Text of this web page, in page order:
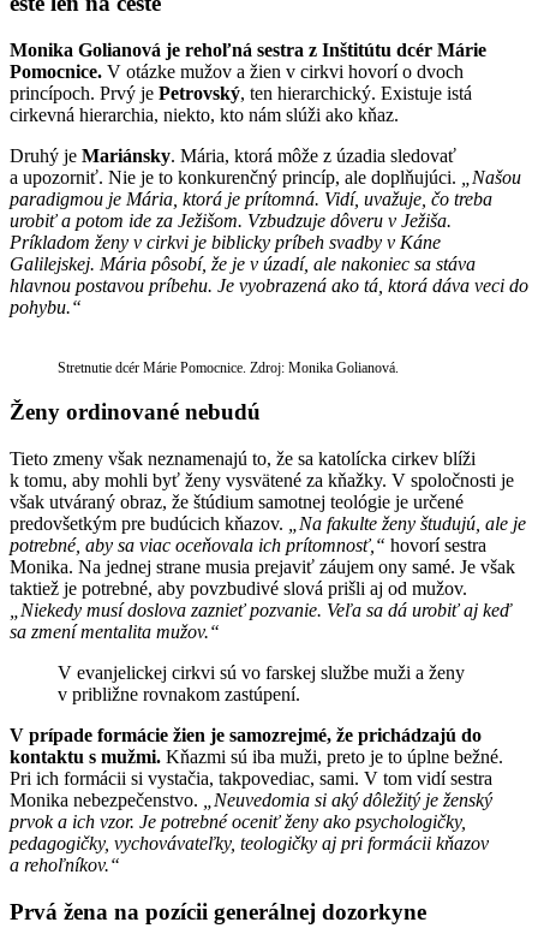
Monika Golianová je rehoľná sestra z Inštitútu dcér Márie
Pomocnice. V otázke mužov a žien v cirkvi hovorí o dvoch
princípoch. Prvý je Petrovský, ten hierarchický. Existuje istá
cirkevná hierarchia, niekto, kto nám slúži ako kňaz.
Druhý je Mariánsky. Mária, ktorá môže z úzadia sledovať
a upozorniť. Nie je to konkurenčný princíp, ale doplňujúci.
„Našou
paradigmou je Mária, ktorá je prítomná. Vidí, uvažuje, čo treba
urobiť a potom ide za Ježišom. Vzbudzuje dôveru v Ježiša.
Príkladom ženy v cirkvi je biblicky príbeh svadby v Káne
Galilejskej. Mária pôsobí, že je v úzadí, ale nakoniec sa stáva
hlavnou postavou príbehu. Je vyobrazená ako tá, ktorá dáva veci do
pohybu.“
Stretnutie dcér Márie Pomocnice. Zdroj: Monika Golianová.
Ženy ordinované nebudú
Tieto zmeny však neznamenajú to, že sa katolícka cirkev blíži
k tomu, aby mohli byť ženy vysvätené za kňažky. V spoločnosti je
však utváraný obraz, že štúdium samotnej teológie je určené
predovšetkým pre budúcich kňazov.
„Na fakulte ženy študujú, ale je
potrebné, aby sa viac oceňovala ich prítomnosť,“ hovorí sestra
Monika. Na jednej strane musia prejaviť záujem ony samé. Je však
taktiež je potrebné, aby povzbudivé slová prišli aj od mužov.
„Niekedy musí doslova zaznieť pozvanie. Veľa sa dá urobiť aj keď
sa zmení mentalita mužov.“
V evanjelickej cirkvi sú vo farskej službe muži a ženy
v približne rovnakom zastúpení.
V prípade formácie žien je samozrejmé, že prichádzajú do
kontaktu s mužmi. Kňazmi sú iba muži, preto je to úplne bežné.
Pri ich formácii si vystačia, takpovediac, sami. V tom vidí sestra
Monika nebezpečenstvo.
„Neuvedomia si aký dôležitý je ženský
prvok a ich vzor. Je potrebné oceniť ženy ako psychologičky,
pedagogičky, vychovávateľky, teologičky aj pri formácii kňazov
a rehoľníkov.“
Prvá žena na pozícii generálnej dozorkyne